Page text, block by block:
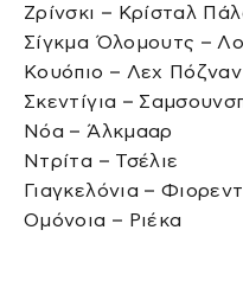
Ζρίνσκι – Κρίσταλ
Σίγκμα Όλομουτς –
Κουόπιο – Λεχ Πόζναν
Σκεντίγια –
Νόα – Άλκμααρ
Ντρίτα – Τσέλιε
Γιαγκελόνια –
Ομόνοια – Ριέκα